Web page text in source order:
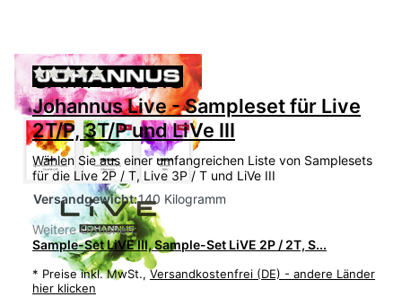
Zu diesem Produkt liegen noch keine
Johannus Live - Sampleset für Live
2T/P, 3T/P und LiVe III
Wählen Sie aus einer umfangreichen Liste von Samplesets
für die Live 2P / T, Live 3P / T und LiVe III
Versandgewicht:140 Kilogramm
Weitere Optionen:
Sample-Set LiVE III, Sample-Set LiVE 2P / 2T, S...
* Preise inkl. MwSt.,Versandkostenfrei (DE) - andere Länder
hier klicken